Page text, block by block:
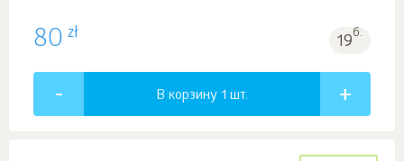
80 zł 19б.
В корзину 1 шт.